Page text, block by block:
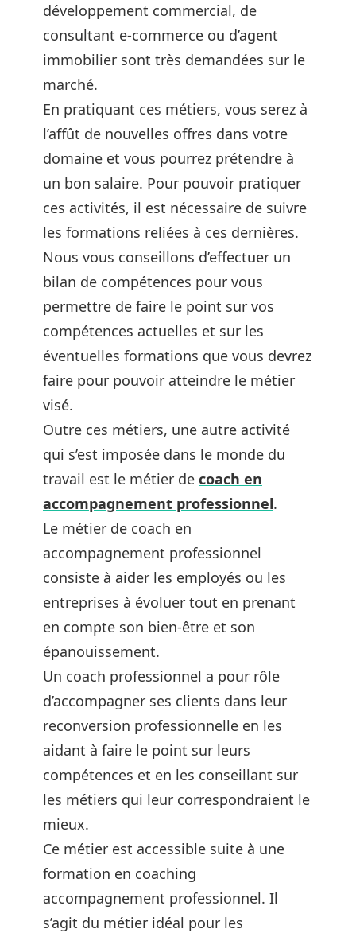
développement commercial, de
consultant e-commerce ou d’agent
immobilier sont très demandées sur le
marché.
En pratiquant ces métiers, vous serez à
l’affût de nouvelles offres dans votre
domaine et vous pourrez prétendre à
un bon salaire. Pour pouvoir pratiquer
ces activités, il est nécessaire de suivre
les formations reliées à ces dernières.
Nous vous conseillons d’effectuer un
bilan de compétences pour vous
permettre de faire le point sur vos
compétences actuelles et sur les
éventuelles formations que vous devrez
faire pour pouvoir atteindre le métier
visé.
Outre ces métiers, une autre activité
qui s’est imposée dans le monde du
travail est le métier de coach en
accompagnement professionnel.
Le métier de coach en
accompagnement professionnel
consiste à aider les employés ou les
entreprises à évoluer tout en prenant
en compte son bien-être et son
épanouissement.
Un coach professionnel a pour rôle
d’accompagner ses clients dans leur
reconversion professionnelle en les
aidant à faire le point sur leurs
compétences et en les conseillant sur
les métiers qui leur correspondraient le
mieux.
Ce métier est accessible suite à une
formation en coaching
accompagnement professionnel. Il
s’agit du métier idéal pour les